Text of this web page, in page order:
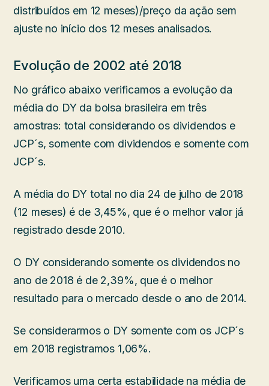
distribuídos em 12 meses)/preço da ação sem
ajuste no início dos 12 meses analisados.
Evolução de 2002 até 2018
No gráfico abaixo verificamos a evolução da
média do DY da bolsa brasileira em três
amostras: total considerando os dividendos e
JCP´s, somente com dividendos e somente com
JCP´s.
A média do DY total no dia 24 de julho de 2018
(12 meses) é de 3,45%, que é o melhor valor já
registrado desde 2010.
O DY considerando somente os dividendos no
ano de 2018 é de 2,39%, que é o melhor
resultado para o mercado desde o ano de 2014.
Se considerarmos o DY somente com os JCP´s
em 2018 registramos 1,06%.
Verificamos uma certa estabilidade na média de